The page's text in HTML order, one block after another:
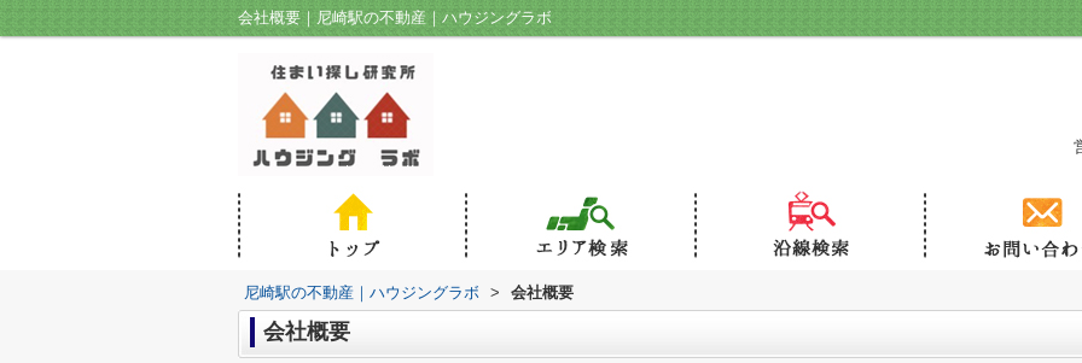
会社概要｜尼崎駅の不動産｜ハウジングラボ
尼崎駅の不動産｜ハウジングラボ > 会社概要
会社概要